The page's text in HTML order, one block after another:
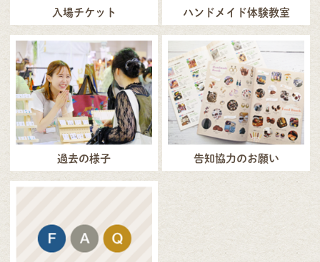
入場チケット ハンドメイド体験教室
過去の様子 告知協力のお願い